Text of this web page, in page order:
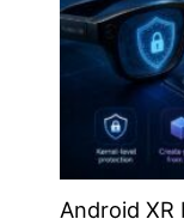
Android XR